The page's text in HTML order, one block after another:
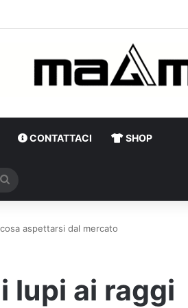
CONTATTACI SHOP
aspettarsi dal mercato
lupi ai raggi